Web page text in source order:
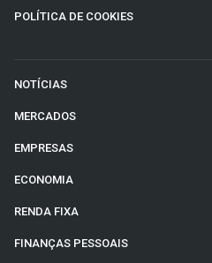
POLÍTICA DE COOKIES
NOTÍCIAS
MERCADOS
EMPRESAS
ECONOMIA
RENDA FIXA
FINANÇAS PESSOAIS